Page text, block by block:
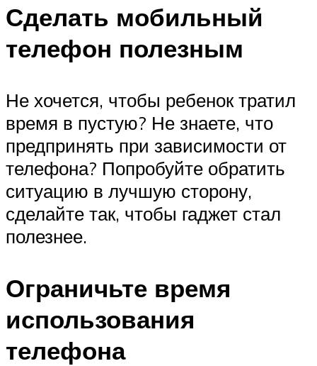
Сделать мобильный
телефон полезным
Не хочется, чтобы ребенок тратил
время в пустую? Не знаете, что
предпринять при зависимости от
телефона? Попробуйте обратить
ситуацию в лучшую сторону,
сделайте так, чтобы гаджет стал
полезнее.
Ограничьте время
использования
телефона